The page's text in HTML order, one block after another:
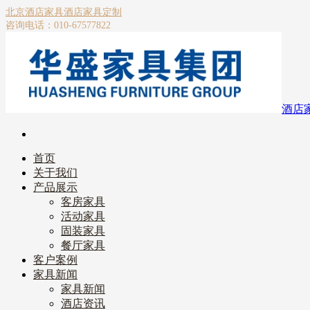
北京酒店家具酒店家具定制
咨询电话：010-67577822
酒店
首页
关于我们
产品展示
客房家具
活动家具
固装家具
餐厅家具
客户案例
家具新闻
家具新闻
酒店资讯